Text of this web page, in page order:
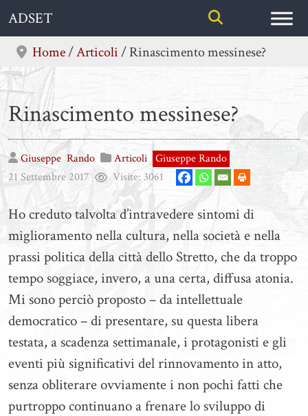
Skip
content
ADSET
Home/Articoli/Rinascimento messinese?
Rinascimento messinese?
Giuseppe Rando Articoli Giuseppe Rando
21 Settembre 2017
Visite: 3061
Ho creduto talvolta d’intravedere sintomi di
miglioramento nella cultura, nella società e nella
prassi politica della città dello Stretto, che da troppo
tempo soggiace, invero, a una certa, diffusa atonia.
Mi sono perciò proposto – da intellettuale
democratico – di presentare, su questa libera
testata, a scadenza settimanale, i protagonisti e gli
eventi più significativi del rinnovamento in atto,
senza obliterare ovviamente i non pochi fatti che
purtroppo continuano a frenare lo sviluppo di